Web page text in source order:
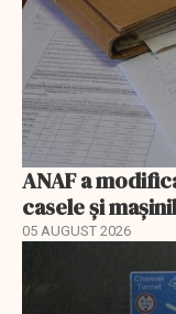
ANAF a
casele și
05 AUGUST 2026